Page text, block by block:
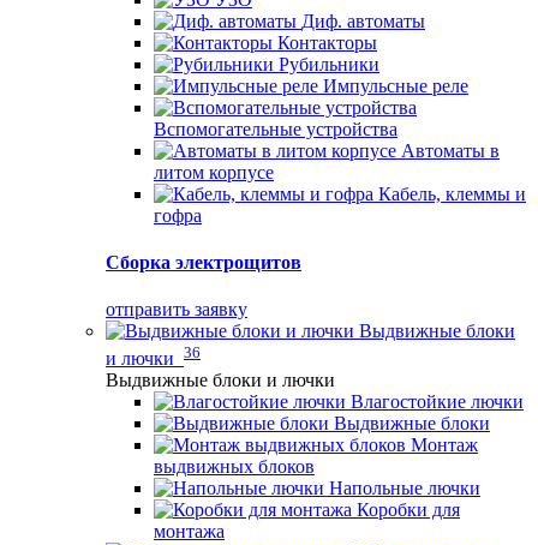
Диф. автоматы
Контакторы
Рубильники
Импульсные реле
Вспомогательные устройства
Автоматы в
литом корпусе
Кабель, клеммы и
гофра
Сборка электрощитов
отправить заявку
Выдвижные блоки
и лючки 36
Выдвижные блоки и лючки
Влагостойкие лючки
Выдвижные блоки
Монтаж
выдвижных блоков
Напольные лючки
Коробки для
монтажа